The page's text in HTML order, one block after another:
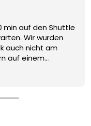
min auf den Shuttle
Wir wurden
auch nicht am
auf einem
Rückflug hat
wurden wir
und Ganzen